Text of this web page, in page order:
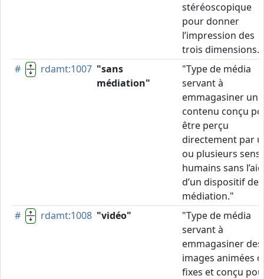
stéréoscopique
pour donner
l’impression des
trois dimensions."
#
rdamt:1007 "sans
médiation"
"Type de média
servant à
emmagasiner un
contenu conçu
être perçu
directement par
ou plusieurs sens
humains sans
d’un dispositif de
médiation."
#
rdamt:1008 "vidéo"
"Type de média
servant à
emmagasiner des
images animées
fixes et conçu